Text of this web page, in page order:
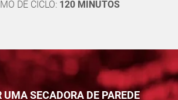
DE CICLO: 120 MINUTOS
UMA SECADORA DE PAREDE